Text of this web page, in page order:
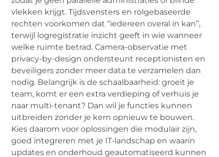
vlekken krijgt. Tijdsvensters en rolgebaseerde
rechten voorkomen dat “iedereen overal in kan”,
terwijl logregistratie inzicht geeft in wie wanneer
welke ruimte betrad. Camera-observatie met
privacy-by-design ondersteunt receptionisten en
beveiligers zonder meer data te verzamelen dan
nodig. Belangrijk is de schaalbaarheid: groeit je
team, komt er een extra verdieping of verhuis je
naar multi-tenant? Dan wil je functies kunnen
uitbreiden zonder je kern opnieuw te bouwen.
Kies daarom voor oplossingen die modulair zijn,
goed integreren met je IT-landschap en waarin
updates en onderhoud geautomatiseerd kunnen